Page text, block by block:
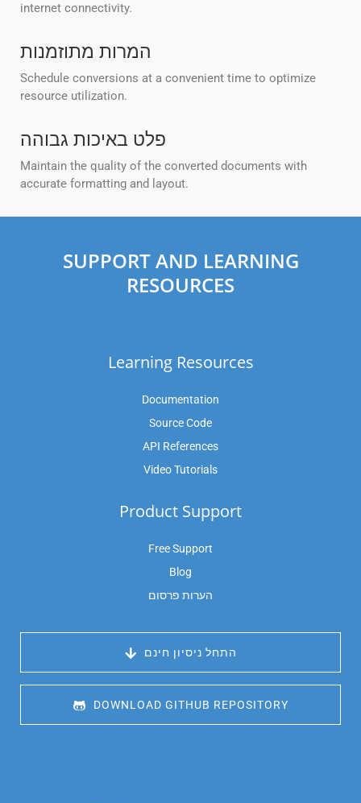
internet connectivity.
המרות מתוזמנות
Schedule conversions at a convenient time to optimize
resource utilization.
פלט באיכות גבוהה
Maintain the quality of the converted documents with
accurate formatting and layout.
SUPPORT AND LEARNING
RESOURCES
Learning Resources
Documentation
Source Code
API References
Video Tutorials
Product Support
Free Support
Blog
הערות פרסום
התחל ניסיון חינם
DOWNLOAD GITHUB REPOSITORY